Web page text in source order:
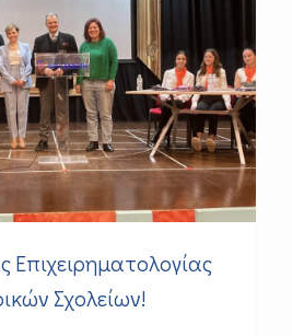
Επιχειρηματολογίας
Σχολείων!